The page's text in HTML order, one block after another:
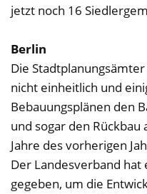
jetzt noch 16
Berlin
Die
nicht einheitlich und
Bebauungsplänen den
und sogar den
Jahre des vorherigen
Der Landesverband
gegeben, um die